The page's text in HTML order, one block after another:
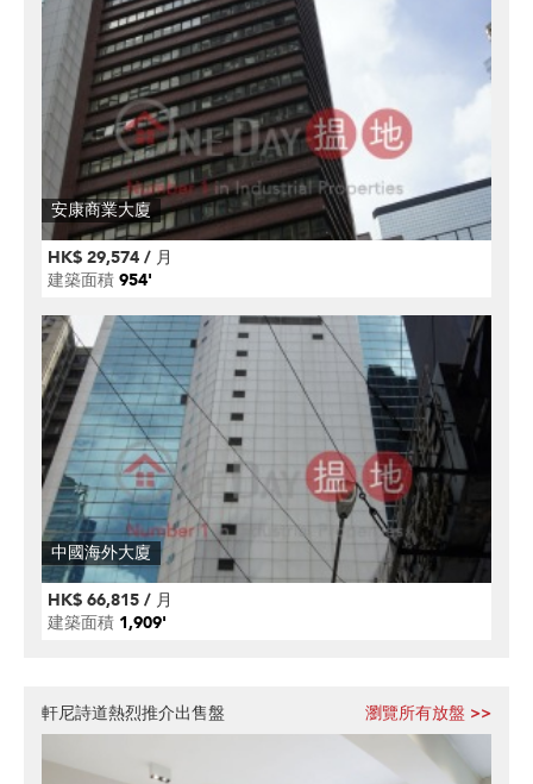
安康商業大廈
HK$ 29,574 / 月
建築面積 954'
中國海外大廈
HK$ 66,815 / 月
建築面積 1,909'
軒尼詩道熱烈推介出售盤 瀏覽所有放盤 >>